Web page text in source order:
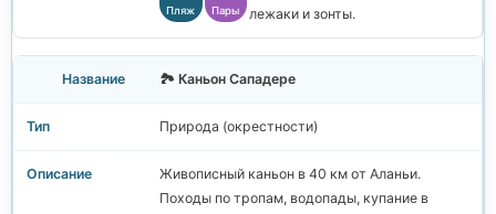
Пляж
Пары
лежаки и зонты.
🏞️ Каньон Сападере
Природа (окрестности)
Живописный каньон в 40 км от Аланьи.
Походы по тропам, водопады, купание в